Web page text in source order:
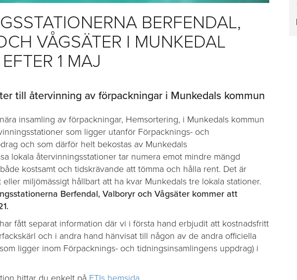
BERFENDAL,
VÅGSÄTER I MUNKEDAL
1 MAJ
till återvinning av förpackningar i Munkedals kommun
insamling av förpackningar, Hemsortering, i Munkedals kommun
som ligger utanför Förpacknings- och
och som därför helt bekostas av Munkedals
lokala återvinningsstationer tar numera emot mindre mängd
kostsamt och tidskrävande att tömma och hålla rent. Det är
miljömässigt hållbart att ha kvar Munkedals tre lokala stationer.
Berfendal, Valboryr och Vågsäter kommer att
fått separat information där vi i första hand erbjudit att kostnadsfritt
och i andra hand hänvisat till någon av de andra officiella
ligger inom Förpacknings- och tidningsinsamlingens uppdrag) i